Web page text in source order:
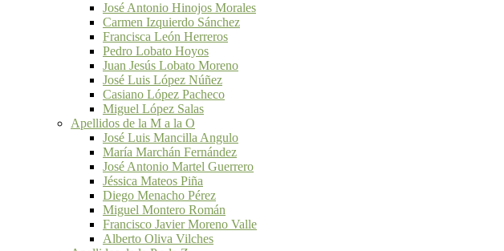
José Antonio Hinojos Morales
Carmen Izquierdo Sánchez
Francisca León Herreros
Pedro Lobato Hoyos
Juan Jesús Lobato Moreno
José Luis López Núñez
Casiano López Pacheco
Miguel López Salas
Apellidos de la M a la O
José Luis Mancilla Angulo
María Marchán Fernández
José Antonio Martel Guerrero
Jéssica Mateos Piña
Diego Menacho Pérez
Miguel Montero Román
Francisco Javier Moreno Valle
Alberto Oliva Vilches